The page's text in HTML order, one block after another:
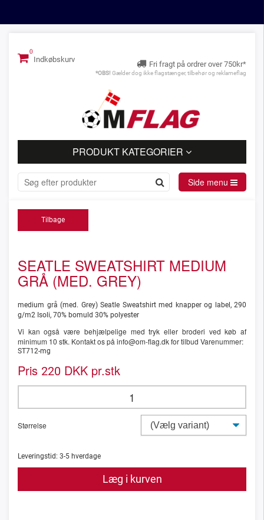
Indkøbskurv
Fri fragt på ordrer over 750kr*
*OBS! Gælder dog ikke flagstænger, tilbehør og reklameflag
PRODUKT KATEGORIER
Side menu
Tilbage
SEATLE SWEATSHIRT MEDIUM
GRÅ (MED. GREY)
medium grå (med. Grey) Seatle Sweatshirt med knapper og label, 290
g/m2 Isoli, 70% bomuld 30% polyester
Vi kan også være behjælpelige med tryk eller broderi ved køb af
minimum 10 stk. Kontakt os på info@om-flag.dk for tilbud Varenummer:
ST712-mg
Pris 220 DKK pr.stk
Størrelse
Leveringstid: 3-5 hverdage
Læg i kurven